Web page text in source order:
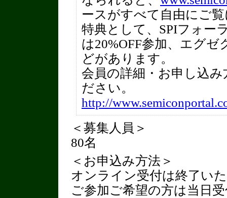
ースがすべて自由にご
特典として、SPIフォー
は20%OFF参加、エグ
どがあります。
会員の詳細・お申し込
ださい。
http://
＜募集人員＞
80名
＜お申込み方法＞
オンライン受付は終了い
ご参加ご希望の方は当日